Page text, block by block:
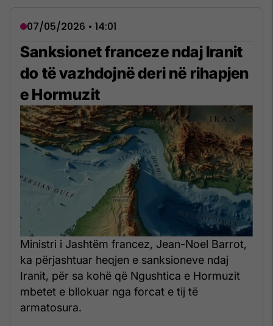
07/05/2026 • 14:01
Sanksionet franceze ndaj Iranit
do të vazhdojnë deri në rihapjen
e Hormuzit
Ministri i Jashtëm francez, Jean-Noel Barrot,
ka përjashtuar heqjen e sanksioneve ndaj
Iranit, për sa kohë që Ngushtica e Hormuzit
mbetet e bllokuar nga forcat e tij të
armatosura.